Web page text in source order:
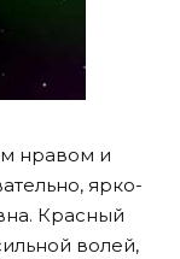
нравом и
ярко-
Красный
волей,